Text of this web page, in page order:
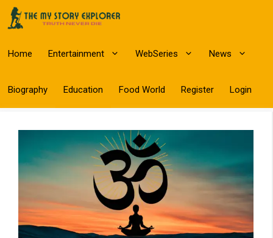
Skip
to
Home Entertainment WebSeries News
Biography Education Food World Register Login